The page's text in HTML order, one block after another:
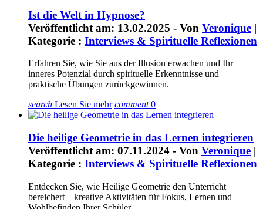
Ist die Welt in Hypnose?
Veröffentlicht am: 13.02.2025 - Von Veronique |
Kategorie : Interviews & Spirituelle Reflexionen
Erfahren Sie, wie Sie aus der Illusion erwachen und Ihr
inneres Potenzial durch spirituelle Erkenntnisse und
praktische Übungen zurückgewinnen.
search Lesen Sie mehr comment0
Die heilige Geometrie in das Lernen integrieren
Veröffentlicht am: 07.11.2024 - Von Veronique |
Kategorie : Interviews & Spirituelle Reflexionen
Entdecken Sie, wie Heilige Geometrie den Unterricht
bereichert – kreative Aktivitäten für Fokus, Lernen und